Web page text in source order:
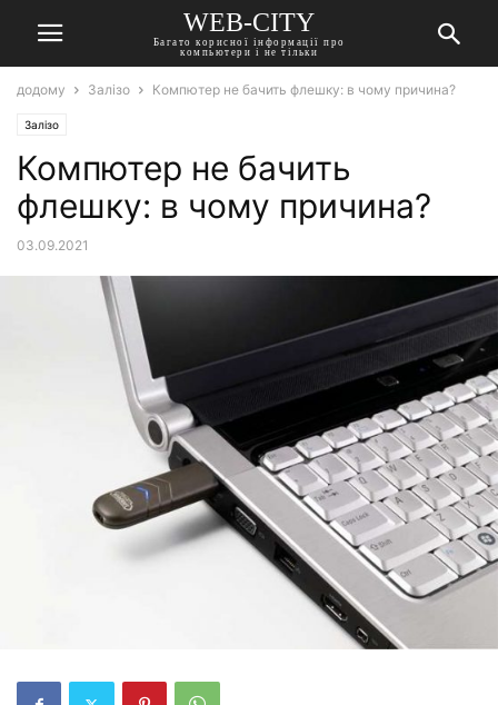
WEB-CITY
Багато корисної інформації про
компьютери і не тільки
додому Залізо Компютер не бачить флешку: в чому причина?
Залізо
Компютер не бачить
флешку: в чому причина?
03.09.2021